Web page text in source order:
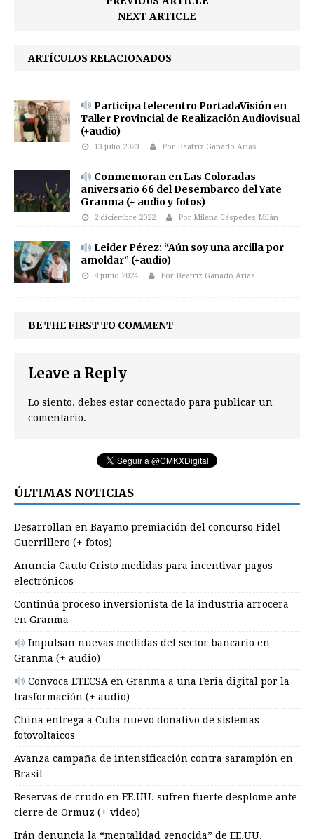
NEXT ARTICLE
ARTÍCULOS RELACIONADOS
Participa telecentro PortadaVisión en
Taller Provincial de Realización Audiovisual
(+audio)
13 julio 2023 Por Beatriz Ganado Arias
Conmemoran en Las Coloradas
aniversario 66 del Desembarco del Yate
Granma (+ audio y fotos)
2 diciembre 2022 Por Milena Céspedes Milán
Leider Pérez: “Aún soy una arcilla por
amoldar” (+audio)
8 junio 2024 Por Beatriz Ganado Arias
BE THE FIRST TO COMMENT
Leave a Reply
Lo siento, debes estar conectado para publicar un
comentario.
ÚLTIMAS NOTICIAS
Desarrollan en Bayamo premiación del concurso Fidel
Guerrillero (+ fotos)
Anuncia Cauto Cristo medidas para incentivar pagos
electrónicos
Continúa proceso inversionista de la industria arrocera
en Granma
Impulsan nuevas medidas del sector bancario en
Granma (+ audio)
Convoca ETECSA en Granma a una Feria digital por la
trasformación (+ audio)
China entrega a Cuba nuevo donativo de sistemas
fotovoltaicos
Avanza campaña de intensificación contra sarampión en
Brasil
Reservas de crudo en EE.UU. sufren fuerte desplome ante
cierre de Ormuz (+ video)
Irán denuncia la “mentalidad genocida” de EE.UU.